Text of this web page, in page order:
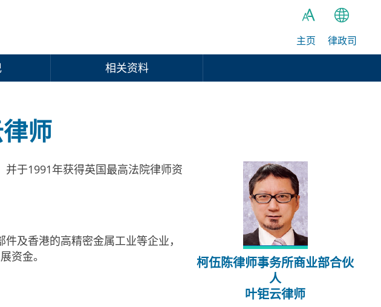
A
A
繁
主页 律政司
相关资料
师
柯伍陈律师事务所商业部合伙
人
叶钜云律师
于1991年获得英国最高法院律师资
及香港的高精密金属工业等企业，
资金。